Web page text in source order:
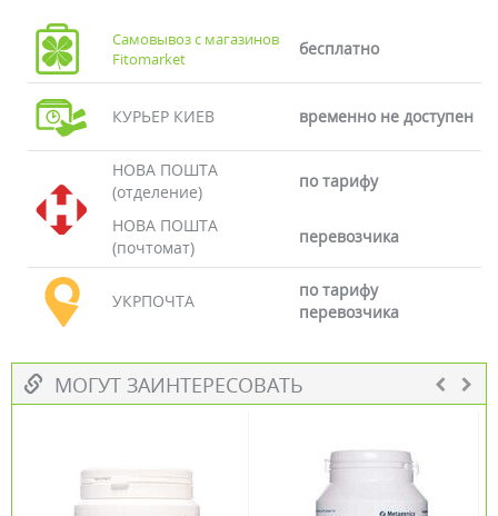
Самовывоз с магазинов
Fitomarket
бесплатно
КУРЬЕР КИЕВ временно не доступен
НОВА ПОШТА
(отделение)
по тарифу
НОВА ПОШТА
(почтомат)
перевозчика
УКРПОЧТА
по тарифу
перевозчика
МОГУТ ЗАИНТЕРЕСОВАТЬ